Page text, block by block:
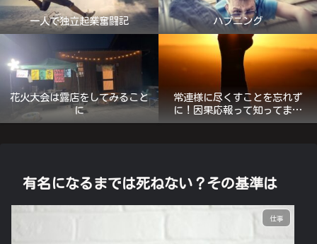
一人で独立起業奮闘記 ハプニング
花火大会は露店をしてみること
に
常連様に尽くすことを忘れず
に！因果応報って知ってます
か？
有名になるまでは死ねない？その基準は
仕事